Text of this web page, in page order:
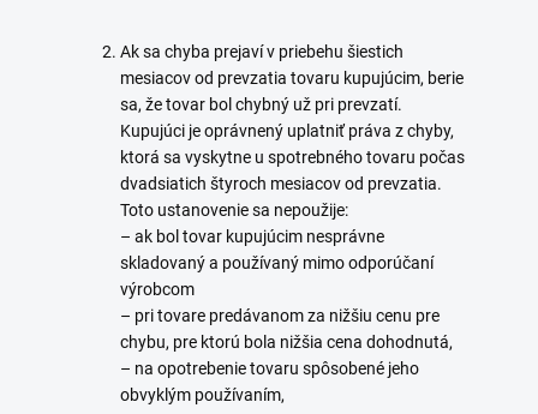
Ak sa chyba prejaví v priebehu šiestich
mesiacov od prevzatia tovaru kupujúcim, berie
sa, že tovar bol chybný už pri prevzatí.
Kupujúci je oprávnený uplatniť práva z chyby,
ktorá sa vyskytne u spotrebného tovaru počas
dvadsiatich štyroch mesiacov od prevzatia.
Toto ustanovenie sa nepoužije:
– ak bol tovar kupujúcim nesprávne
skladovaný a používaný mimo odporúčaní
výrobcom
– pri tovare predávanom za nižšiu cenu pre
chybu, pre ktorú bola nižšia cena dohodnutá,
– na opotrebenie tovaru spôsobené jeho
obvyklým používaním,